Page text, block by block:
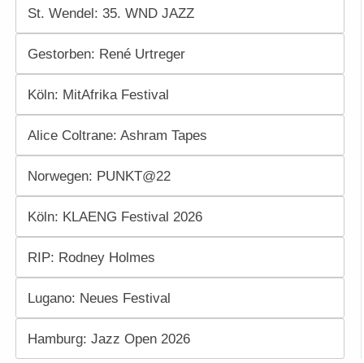
St. Wendel: 35. WND JAZZ
Gestorben: René Urtreger
Köln: MitAfrika Festival
Alice Coltrane: Ashram Tapes
Norwegen: PUNKT@22
Köln: KLAENG Festival 2026
RIP: Rodney Holmes
Lugano: Neues Festival
Hamburg: Jazz Open 2026